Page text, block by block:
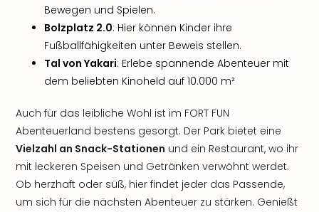
Bewegen und Spielen.
Bolzplatz 2.0: Hier können Kinder ihre
Fußballfähigkeiten unter Beweis stellen.
Tal von Yakari: Erlebe spannende Abenteuer mit
dem beliebten Kinoheld auf 10.000 m²
Auch für das leibliche Wohl ist im FORT FUN
Abenteuerland bestens gesorgt. Der Park bietet eine
Vielzahl an Snack-Stationen und ein Restaurant, wo ihr
mit leckeren Speisen und Getränken verwöhnt werdet.
Ob herzhaft oder süß, hier findet jeder das Passende,
um sich für die nächsten Abenteuer zu stärken. Genießt